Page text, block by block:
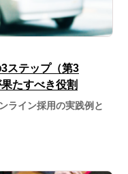
ステップ（第3
たすべき役割
ライン採用の実践例と